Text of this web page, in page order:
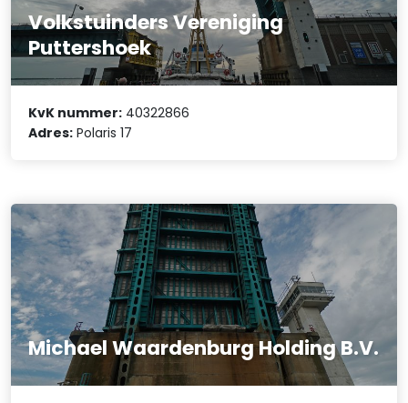
Volkstuinders Vereniging
Puttershoek
KvK nummer: 40322866
Adres: Polaris 17
Michael Waardenburg Holding B.V.